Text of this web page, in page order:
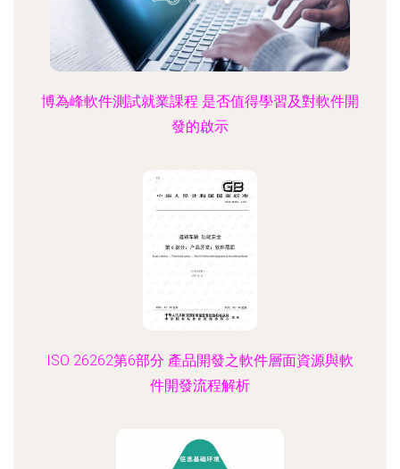
博為峰軟件測試就業課程 是否值得學習及對軟件開
發的啟示
ISO 26262第6部分 產品開發之軟件層面資源與軟
件開發流程解析